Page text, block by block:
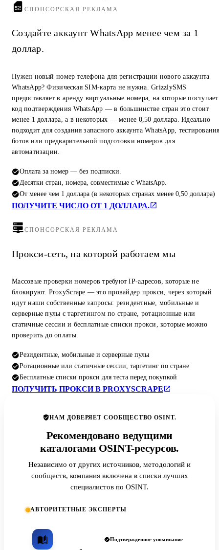
СПОНСОРСКАЯ РЕКЛАМА
Создайте аккаунт WhatsApp менее чем за 1
доллар.
Нужен новый номер телефона для регистрации нового аккаунта
WhatsApp? Физическая SIM-карта не нужна. GrizzlySMS
предоставляет в аренду виртуальные номера, на которые поступает
код подтверждения WhatsApp — в большинстве стран это стоит
менее 1 доллара, а в некоторых — менее 0,50 доллара. Идеально
подходит для создания запасного аккаунта WhatsApp,
ботов или предварительной подготовки номеров для
автоматизации.
Оплата за номер — без подписки.
Десятки стран, номера, совместимые с WhatsApp.
От менее чем 1 доллара (в некоторых странах менее 0,50 доллара)
ПОЛУЧИТЕ ЧИСЛО ОТ 1 ДОЛЛАРА.
СПОНСОРСКАЯ РЕКЛАМА
Прокси-сеть, на которой работаем мы
Массовые проверки номеров требуют IP-адресов, которые не
блокируют. ProxyScrape — это провайдер прокси, через который
идут наши собственные запросы: резидентные, мобильные и
серверные пулы с таргетингом по стране, ротационные или
статичные сессии и бесплатные списки прокси, которые можно
проверить до оплаты.
Резидентные, мобильные и серверные пулы
Ротационные или статичные сессии, таргетинг по стране
Бесплатные списки прокси для теста перед покупкой
ПОЛУЧИТЬ ПРОКСИ В PROXYSCRAPE
НАМ ДОВЕРЯЕТ СООБЩЕСТВО OSINT.
Рекомендовано ведущими
каталогами OSINT-ресурсов.
Независимо от других источников, методологий и
сообществ, компания включена в списки лучших
специалистов по OSINT.
АВТОРИТЕТНЫЕ ЭКСПЕРТЫ
Подтвержденное упоминание